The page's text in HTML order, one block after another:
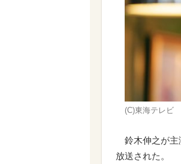
(C)東海テレビ
鈴木伸之が主
放送された。